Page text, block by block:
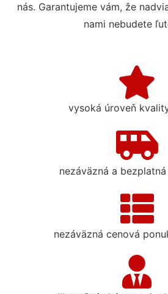
nás. Garantujeme vám, že
nami nebudete
vysoká úroveň
nezáväzná a
nezáväzná cenová